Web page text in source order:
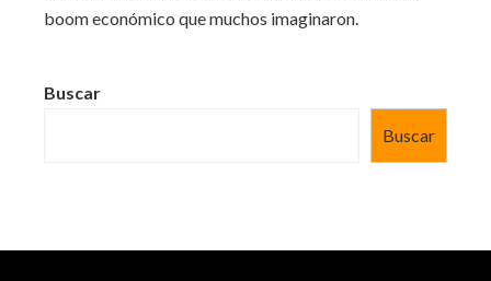
boom económico que muchos imaginaron.
Buscar
Buscar